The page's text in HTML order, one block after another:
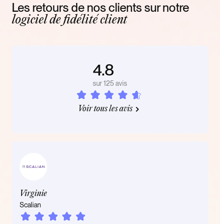
Les retours de nos clients sur notre
logiciel de fidélité client
4.8
sur 125 avis
Voir tous les avis
Virginie
Scalian